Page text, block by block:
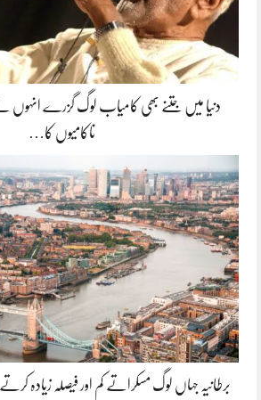
دنیا میں جتنے بھی کامیاب لوگ گزرے انہوں
ناکامیوں کا…
برطانیہ جہاں لوگ مسکراتے کم اور فیصلہ زیادہ